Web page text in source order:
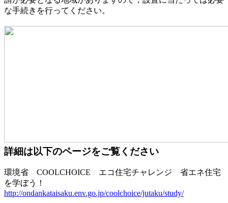
な手続きを行ってください。
詳細は以下のページをご覧ください
環境省 COOLCHOICE エコ住宅チャレンジ 省エネ住宅
を学ぼう！
http://ondankataisaku.env.go.jp/coolchoice/jutaku/study/